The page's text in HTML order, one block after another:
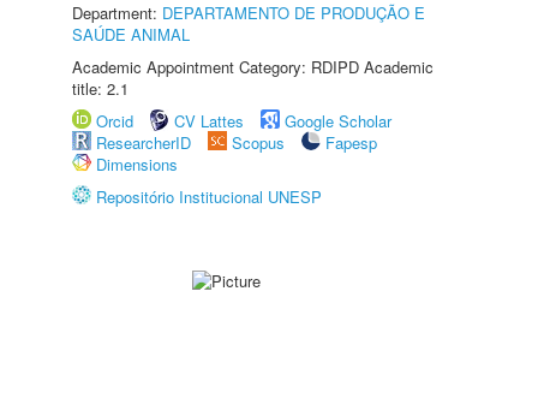
Department: DEPARTAMENTO DE PRODUÇÃO E
SAÚDE ANIMAL
Academic Appointment Category: RDIPD Academic
title: 2.1
Orcid
CV Lattes
Google Scholar
ResearcherID
Scopus
Fapesp
Dimensions
Repositório Institucional UNESP